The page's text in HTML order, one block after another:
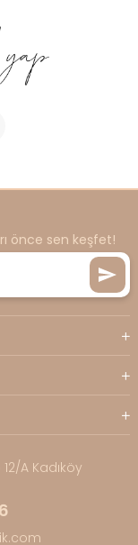
A Kadıköy
önce sen keşfet!